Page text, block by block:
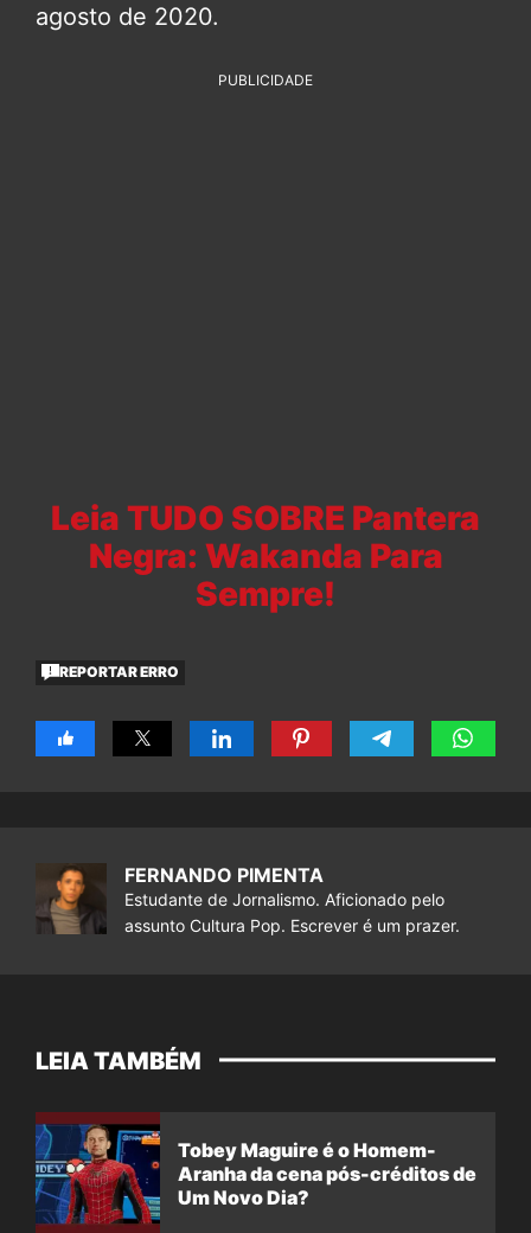
agosto de 2020.
PUBLICIDADE
Leia TUDO SOBRE Pantera
Negra: Wakanda Para
Sempre!
REPORTAR ERRO
FERNANDO PIMENTA
Estudante de Jornalismo. Aficionado pelo
assunto Cultura Pop. Escrever é um prazer.
LEIA TAMBÉM
Tobey Maguire é o Homem-
Aranha da cena pós-créditos de
Um Novo Dia?